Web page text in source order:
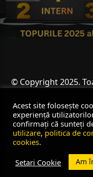
© Copyright 2025.
Acest site folosește
experiență
confirmați că sunteți
utilizare, politica de
cookies.
Setari Cookie
Am